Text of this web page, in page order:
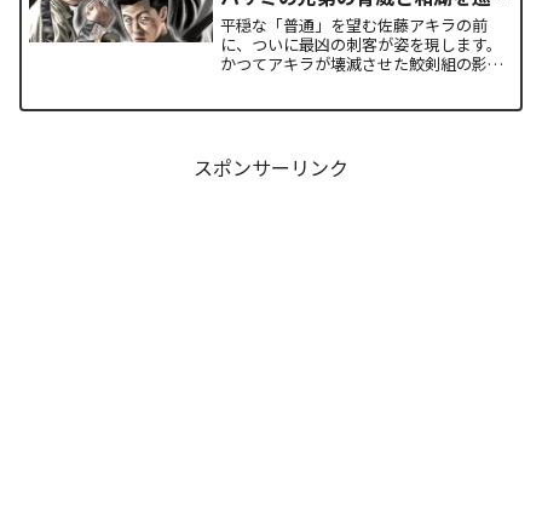
因縁の真相
平穏な「普通」を望む佐藤アキラの前
に、ついに最凶の刺客が姿を現します。
かつてアキラが壊滅させた鮫剣組の影に
スポンサーリンク